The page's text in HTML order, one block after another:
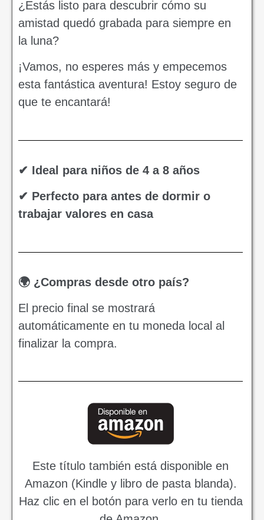
¿Estás listo para descubrir cómo su
amistad quedó grabada para siempre en
la luna?
¡Vamos, no esperes más y empecemos
esta fantástica aventura! Estoy seguro de
que te encantará!
✔ Ideal para niños de 4 a 8 años
✔ Perfecto para antes de dormir o
trabajar valores en casa
🌍 ¿Compras desde otro país?
El precio final se mostrará
automáticamente en tu moneda local al
finalizar la compra.
Este título también está disponible en
Amazon (Kindle y libro de pasta blanda).
Haz clic en el botón para verlo en tu tienda